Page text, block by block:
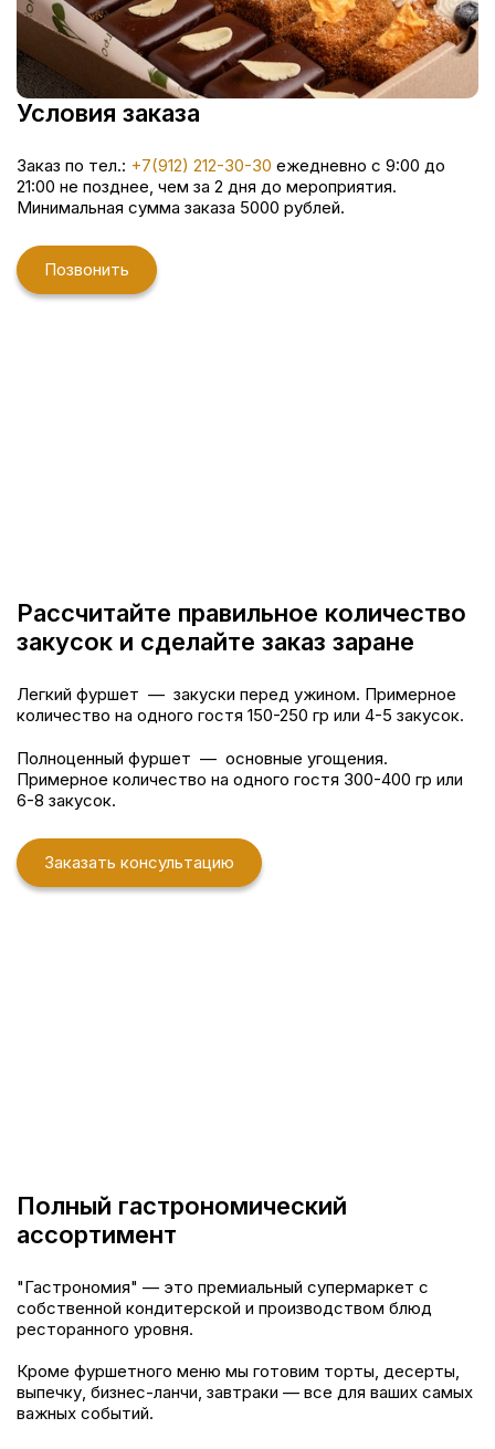
Условия заказа
Заказ по тел.: +7(912) 212-30-30 ежедневно с 9:00 до
21:00 не позднее, чем за 2 дня до мероприятия.
Минимальная сумма заказа 5000 рублей.
Позвонить
Рассчитайте правильное количество
закусок и сделайте заказ заране
Легкий фуршет — закуски перед ужином. Примерное
количество на одного гостя 150-250 гр или 4-5 закусок.
Полноценный фуршет — основные угощения.
Примерное количество на одного гостя 300-400 гр или
6-8 закусок.
Заказать консультацию
Полный гастрономический
ассортимент
"Гастрономия" — это премиальный супермаркет с
собственной кондитерской и производством блюд
ресторанного уровня.
Кроме фуршетного меню мы готовим торты, десерты,
выпечку, бизнес-ланчи, завтраки — все для ваших самых
важных событий.